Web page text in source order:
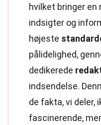
hvilket bringer
indsigter og
højeste
pålidelighed,
dedikerede
indsendelse.
de fakta, vi deler,
fascinerende,